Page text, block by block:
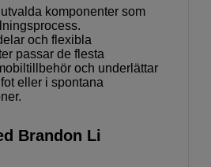
komponenter som
och flexibla
passar de flesta
och underlättar
eller i spontana
Brandon Li